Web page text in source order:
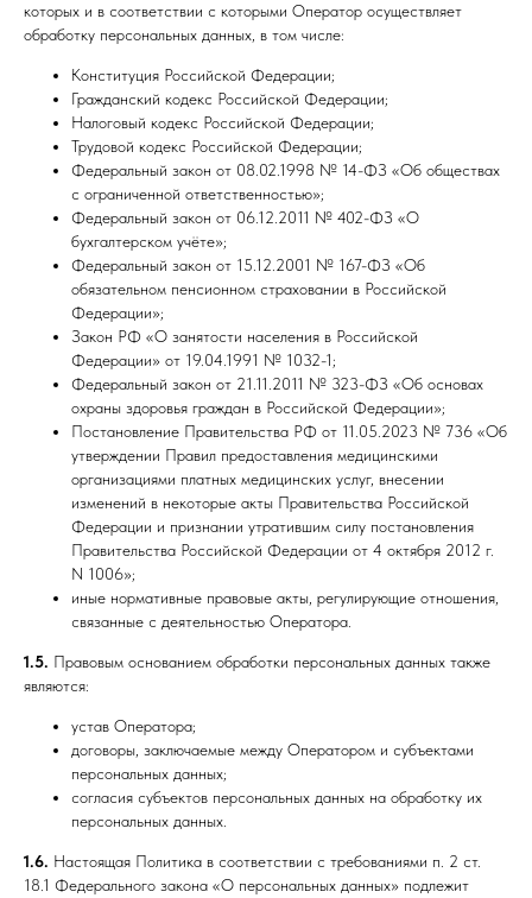
которых и в соответствии с которыми Оператор осуществляет
обработку персональных данных, в том числе:
Конституция Российской Федерации;
Гражданский кодекс Российской Федерации;
Налоговый кодекс Российской Федерации;
Трудовой кодекс Российской Федерации;
Федеральный закон от 08.02.1998 № 14-ФЗ «Об обществах
с ограниченной ответственностью»;
Федеральный закон от 06.12.2011 № 402-ФЗ «О
бухгалтерском учёте»;
Федеральный закон от 15.12.2001 № 167-ФЗ «Об
обязательном пенсионном страховании в Российской
Федерации»;
Закон РФ «О занятости населения в Российской
Федерации» от 19.04.1991 № 1032-1;
Федеральный закон от 21.11.2011 № 323-ФЗ «Об основах
охраны здоровья граждан в Российской Федерации»;
Постановление Правительства РФ от 11.05.2023 № 736 «Об
утверждении Правил предоставления медицинскими
организациями платных медицинских услуг, внесении
изменений в некоторые акты Правительства Российской
Федерации и признании утратившим силу постановления
Правительства Российской Федерации от 4 октября 2012 г.
N 1006»;
иные нормативные правовые акты, регулирующие отношения,
связанные с деятельностью Оператора.
1.5. Правовым основанием обработки персональных данных также
являются:
устав Оператора;
договоры, заключаемые между Оператором и субъектами
персональных данных;
согласия субъектов персональных данных на обработку их
персональных данных.
1.6. Настоящая Политика в соответствии с требованиями п. 2 ст.
18.1 Федерального закона «О персональных данных» подлежит